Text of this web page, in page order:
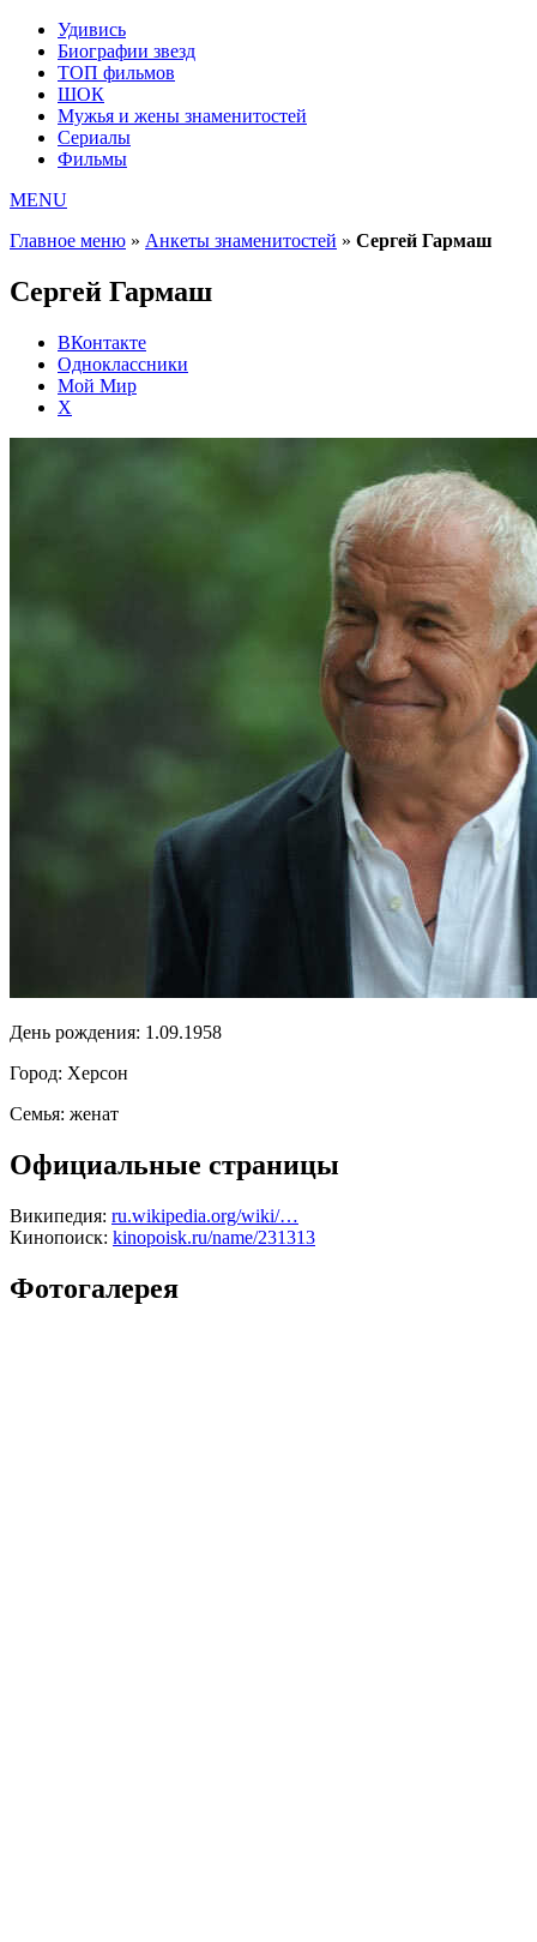
Удивись
Биографии звезд
ТОП фильмов
ШОК
Мужья и жены знаменитостей
Сериалы
Фильмы
MENU
Главное меню » Анкеты знаменитостей » Сергей Гармаш
Сергей Гармаш
ВКонтакте
Одноклассники
Мой Мир
X
День рождения: 1.09.1958
Город: Херсон
Семья: женат
Официальные страницы
Википедия: ru.wikipedia.org/wiki/…
Кинопоиск: kinopoisk.ru/name/231313
Фотогалерея